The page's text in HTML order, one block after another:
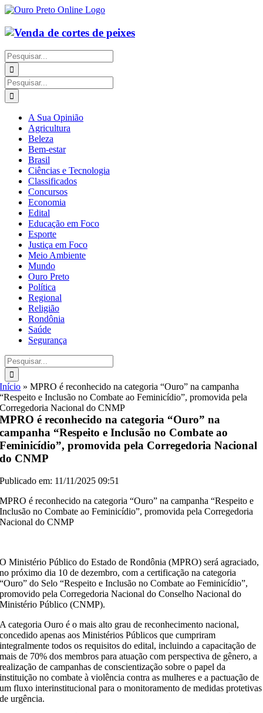
Ir
o
conteúdo
Buscar
resultados
para:
Buscar
resultados
para:
A Sua Opinião
Agricultura
Beleza
Bem-estar
Brasil
Ciências e Tecnologia
Classificados
Concursos
Economia
Edital
Educação em Foco
Esporte
Justiça em Foco
Meio Ambiente
Mundo
Ouro Preto
Política
Regional
Religião
Rondônia
Saúde
Segurança
Buscar
resultados
para:
Início »MPRO é reconhecido na categoria “Ouro” na campanha
“Respeito e Inclusão no Combate ao Feminicídio”, promovida pela
Corregedoria Nacional do CNMP
MPRO é reconhecido na categoria “Ouro” na
campanha “Respeito e Inclusão no Combate ao
Feminicídio”, promovida pela Corregedoria Nacional
do CNMP
Publicado em: 11/11/2025 09:51
MPRO é reconhecido na categoria “Ouro” na campanha “Respeito e
Inclusão no Combate ao Feminicídio”, promovida pela Corregedoria
Nacional do CNMP
O Ministério Público do Estado de Rondônia (MPRO) será agraciado,
no próximo dia 10 de dezembro, com a certificação na categoria
“Ouro” do Selo “Respeito e Inclusão no Combate ao Feminicídio”,
promovido pela Corregedoria Nacional do Conselho Nacional do
Ministério Público (CNMP).
A categoria Ouro é o mais alto grau de reconhecimento nacional,
concedido apenas aos Ministérios Públicos que cumpriram
integralmente todos os requisitos do edital, incluindo a capacitação de
mais de 70% dos membros para atuação com perspectiva de gênero, a
realização de campanhas de conscientização sobre o papel da
instituição no combate à violência contra as mulheres e a pactuação de
um fluxo interinstitucional para o monitoramento de medidas protetivas
de urgência.